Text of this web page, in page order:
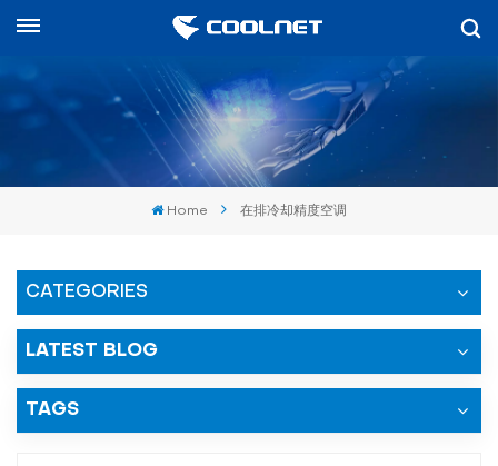
Home 在排冷却精度空调
CATEGORIES
LATEST BLOG
TAGS